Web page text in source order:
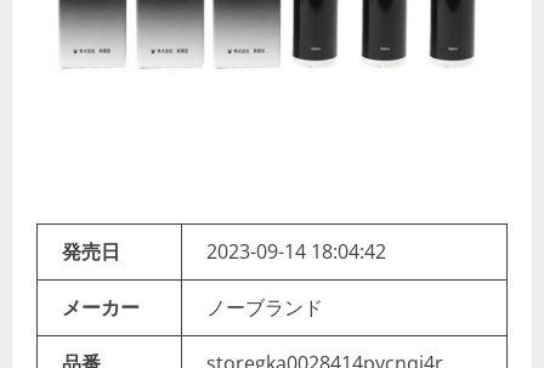
発売日 2023-09-14 18:04:42
メーカー ノーブランド